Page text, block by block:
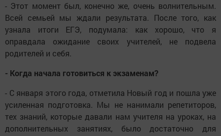
- Этот момент был, конечно же, очень волнительным.
Всей семьей мы ждали результата. После того, как
узнала итоги ЕГЭ, подумала: как хорошо, что я
оправдала ожидание своих учителей, не подвела
родителей и себя.
- Когда начала готовиться к экзаменам?
- С января этого года, отметила Новый год и пошла уже
усиленная подготовка. Мы не нанимали репетиторов,
тех знаний, которые давали нам учителя на уроках, на
дополнительных занятиях, было достаточно для